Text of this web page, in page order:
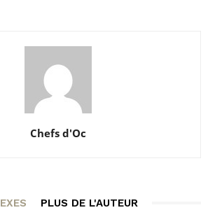
Chefs d'Oc
PLUS DE L'AUTEUR